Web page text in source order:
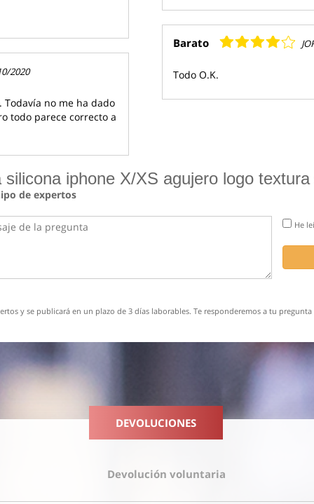
2020
Todavía no me ha dado
todo parece correcto a
Barato
Todo O.K.
iphone X/XS agujero logo
de expertos
He
y se publicará en un plazo de 3 días laborables. Te responderemos a tu
DEVOLUCIONES
Devolución voluntaria